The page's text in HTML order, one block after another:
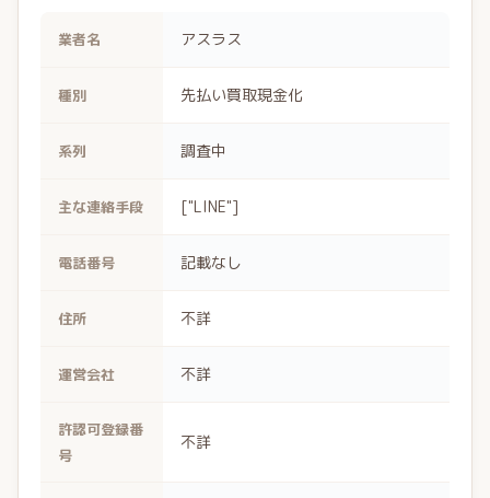
業者名 アスラス
種別 先払い買取現金化
系列 調査中
主な連絡手段 ["LINE"]
電話番号 記載なし
住所 不詳
運営会社 不詳
許認可登録番
号
不詳